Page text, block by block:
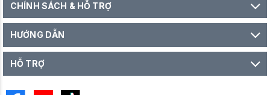
CHÍNH SÁCH & HỖ TRỢ
HƯỚNG DẪN
HỖ TRỢ